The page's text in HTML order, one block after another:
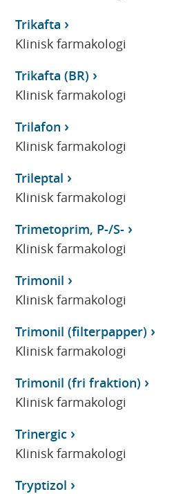
Trikafta
Klinisk farmakologi
Trikafta (BR)
Klinisk farmakologi
Trilafon
Klinisk farmakologi
Trileptal
Klinisk farmakologi
Trimetoprim, P-/S-
Klinisk farmakologi
Trimonil
Klinisk farmakologi
Trimonil (filterpapper)
Klinisk farmakologi
Trimonil (fri fraktion)
Klinisk farmakologi
Trinergic
Klinisk farmakologi
Tryptizol